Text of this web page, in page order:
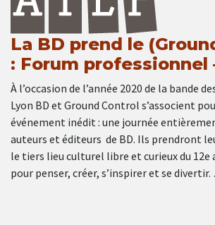
La BD prend le
: Forum professionnel
À l’occasion de l’année 2020 de la bande
Lyon BD et Ground Control s’associent
événement inédit : une journée
auteurs et éditeurs de BD. Ils prendront
le tiers lieu culturel libre et curieux du
pour penser, créer, s’inspirer et se